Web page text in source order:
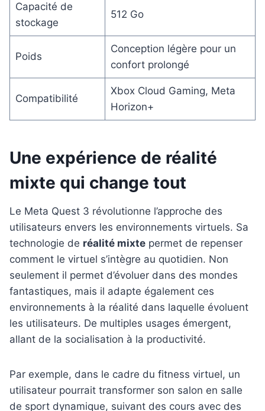
Capacité de
stockage
512 Go
Poids
Conception légère pour un
confort prolongé
Compatibilité
Xbox Cloud Gaming, Meta
Horizon+
Une expérience de réalité
mixte qui change tout
Le Meta Quest 3 révolutionne l’approche des
utilisateurs envers les environnements virtuels. Sa
technologie de réalité mixte permet de repenser
comment le virtuel s’intègre au quotidien. Non
seulement il permet d’évoluer dans des mondes
fantastiques, mais il adapte également ces
environnements à la réalité dans laquelle évoluent
les utilisateurs. De multiples usages émergent,
allant de la socialisation à la productivité.
Par exemple, dans le cadre du fitness virtuel, un
utilisateur pourrait transformer son salon en salle
de sport dynamique, suivant des cours avec des